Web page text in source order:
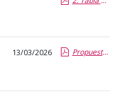
13/03/2026 Propuesta de resolucion provisional PACID 2026.report.pdf.pdf